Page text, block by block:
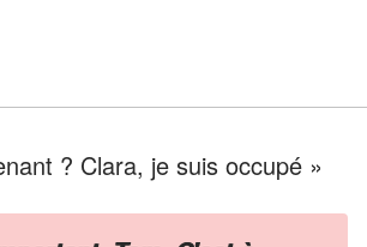
? Clara, je suis occupé »